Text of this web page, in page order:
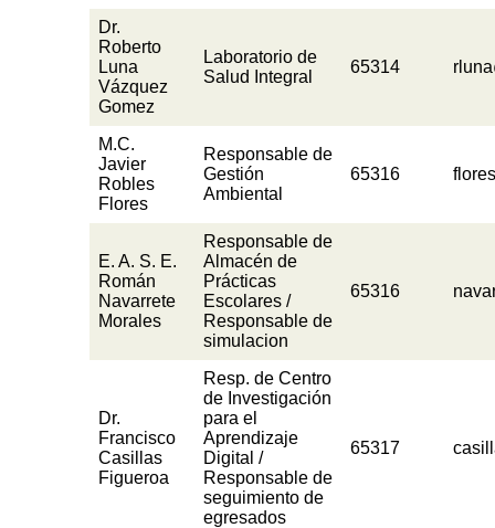
Dr.
Roberto
Luna
Vázquez
Gomez
Laboratorio de
Salud Integral
65314
M.C.
Javier
Robles
Flores
Responsable de
Gestión
Ambiental
65316
E. A. S. E.
Román
Navarrete
Morales
Responsable de
Almacén de
Prácticas
Escolares /
Responsable de
simulacion
65316
Dr.
Francisco
Casillas
Figueroa
Resp. de Centro
de Investigación
para el
Aprendizaje
Digital /
Responsable de
seguimiento de
egresados
65317